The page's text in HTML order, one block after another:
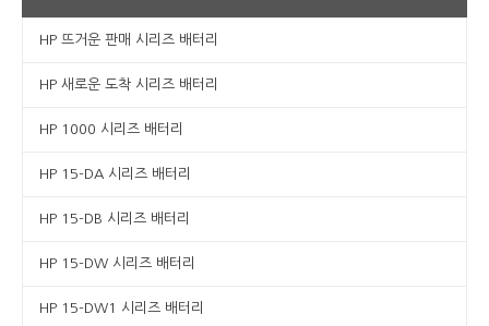
HP 뜨거운 판매 시리즈 배터리
HP 새로운 도착 시리즈 배터리
HP 1000 시리즈 배터리
HP 15-DA 시리즈 배터리
HP 15-DB 시리즈 배터리
HP 15-DW 시리즈 배터리
HP 15-DW1 시리즈 배터리